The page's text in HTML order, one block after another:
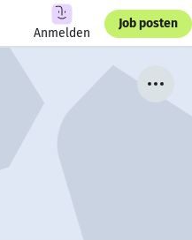
Anmelden
Job posten